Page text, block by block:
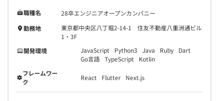
職種名
28卒エンジニアオープンカンパニー
勤務地
東京都中央区八丁堀2-14-1 住友不動産八重洲通ビル
1・3F
開発環境
JavaScript Python3 Java Ruby
Dart
Go言語 TypeScript
Kotlin
フレームワー
ク
React Flutter Next.js